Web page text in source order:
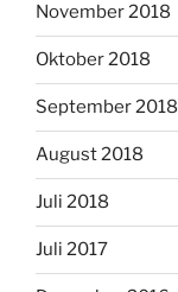
November 2018
Oktober 2018
September 2018
August 2018
Juli 2018
Juli 2017